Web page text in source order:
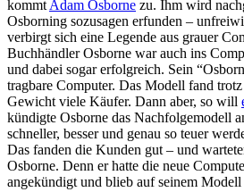
kommt Adam Osborne zu. Ihm wird
Osborning sozusagen erfunden –
verbirgt sich eine Legende aus grauer
Buchhändler Osborne war auch ins
und dabei sogar erfolgreich. Sein
tragbare Computer. Das Modell fand
Gewicht viele Käufer. Dann aber, so will
kündigte Osborne das Nachfolgemodell
schneller, besser und genau so teuer
Das fanden die Kunden gut – und
Osborne. Denn er hatte die neue
angekündigt und blieb auf seinem